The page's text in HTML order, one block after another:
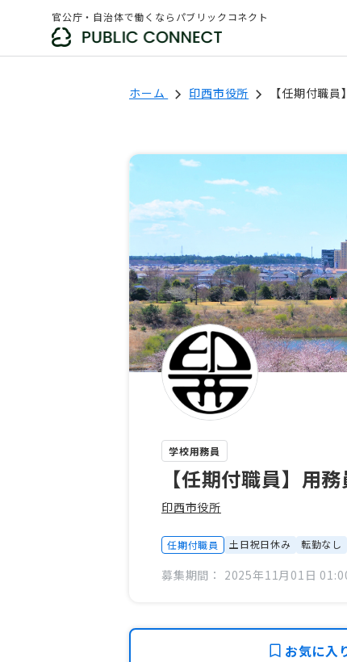
官公庁・自治体で働くならパブリックコネクト
ホーム 印西市役所 【任期付職
学校用務員
【任期付職員】用
印西市役所
任期付職員 土日祝日休み 転勤なし
募集期間： 2025年11月01日
お気に入